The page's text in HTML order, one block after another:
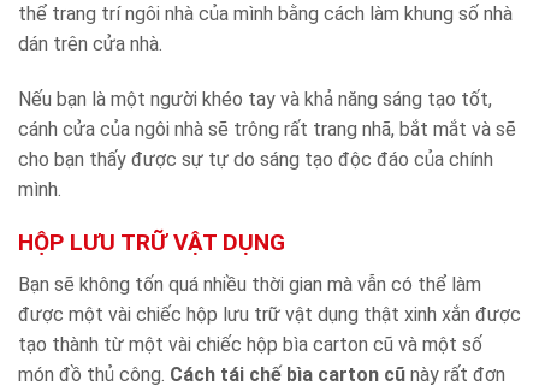
thể trang trí ngôi nhà của mình bằng cách làm khung số nhà
dán trên cửa nhà.
Nếu bạn là một người khéo tay và khả năng sáng tạo tốt,
cánh cửa của ngôi nhà sẽ trông rất trang nhã, bắt mắt và sẽ
cho bạn thấy được sự tự do sáng tạo độc đáo của chính
mình.
HỘP LƯU TRỮ VẬT DỤNG
Bạn sẽ không tốn quá nhiều thời gian mà vẫn có thể làm
được một vài chiếc hộp lưu trữ vật dụng thật xinh xắn được
tạo thành từ một vài chiếc hộp bìa carton cũ và một số
món đồ thủ công. Cách tái chế bìa carton cũ này rất đơn